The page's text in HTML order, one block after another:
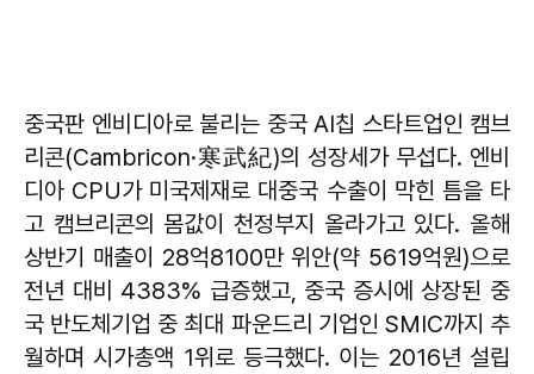
중국판 엔비디아로 불리는 중국 AI칩 스타트업인 캠브
리콘(Cambricon·寒武紀)의 성장세가 무섭다. 엔비
디아 CPU가 미국제재로 대중국 수출이 막힌 틈을 타
고 캠브리콘의 몸값이 천정부지 올라가고 있다. 올해
상반기 매출이 28억8100만 위안(약 5619억원)으로
전년 대비 4383% 급증했고, 중국 증시에 상장된 중
국 반도체기업 중 최대 파운드리 기업인 SMIC까지 추
월하며 시가총액 1위로 등극했다. 이는 2016년 설립